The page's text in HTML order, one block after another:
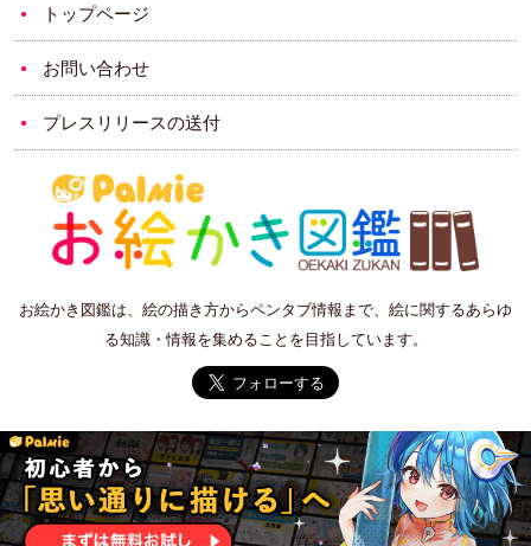
トップページ
お問い合わせ
プレスリリースの送付
お絵かき図鑑は、絵の描き方からペンタブ情報まで、絵に関するあらゆ
る知識・情報を集めることを目指しています。